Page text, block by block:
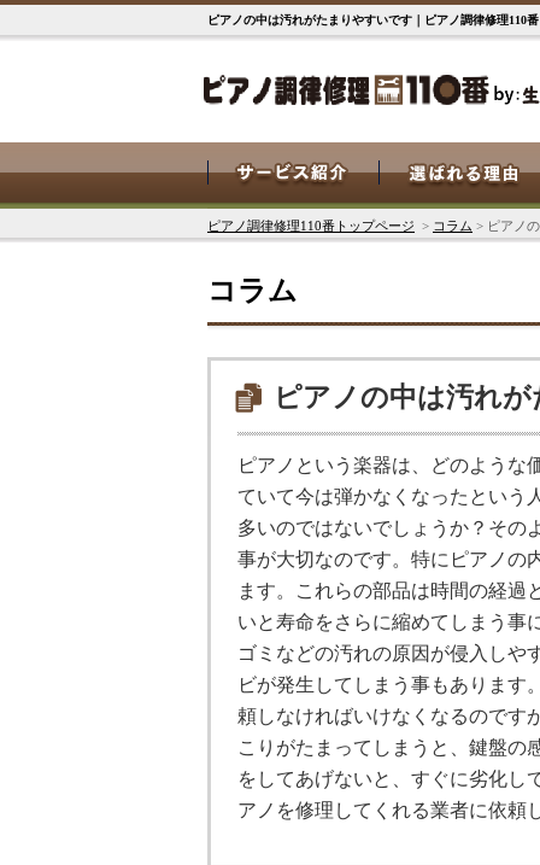
ピアノの中は汚れがたまりやすいです｜ピアノ調律修理110番
ピアノ調律修理110番トップページ > コラム > ピアノ
コラム
ピアノの中は汚れ
ピアノという楽器は、どのような
ていて今は弾かなくなったという
多いのではないでしょうか？その
事が大切なのです。特にピアノの
ます。これらの部品は時間の経過
いと寿命をさらに縮めてしまう事
ゴミなどの汚れの原因が侵入しや
ビが発生してしまう事もあります
頼しなければいけなくなるのです
こりがたまってしまうと、鍵盤の
をしてあげないと、すぐに劣化し
アノを修理してくれる業者に依頼